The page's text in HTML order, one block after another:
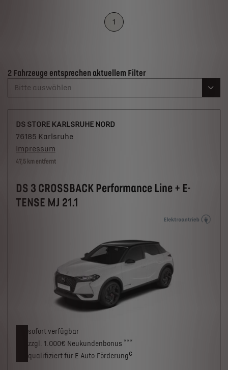
1
Suchergebnisse
2 Fahrzeuge entsprechen aktuellem Filter
Bitte auswählen
47,5 km entfernt
DS 3 CROSSBACK Performance Line + E-
TENSE MJ 21.1
sofort verfügbar
zzgl. 1.000€ Neukunden­bonus ***
qualifiziert für E-Auto-Förderungc
DS STORE KARLSRUHE NORD
76185 Karlsruhe
Impressum